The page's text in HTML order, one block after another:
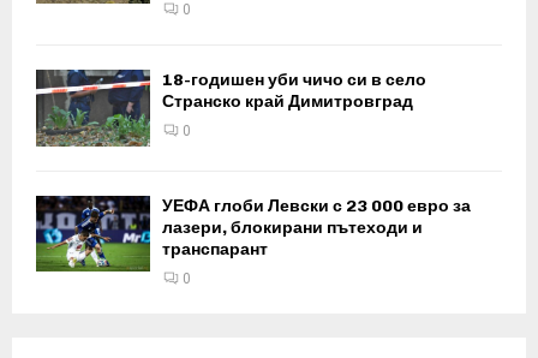
0
18-годишен уби чичо си в село
Странско край Димитровград
0
УЕФА глоби Левски с 23 000 евро за
лазери, блокирани пътеходи и
транспарант
0